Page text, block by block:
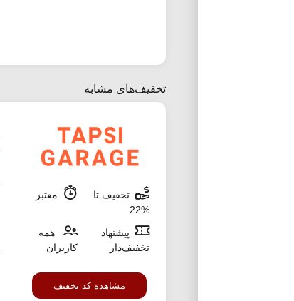
تخفیف‌های مشابه
تخفیف تا
%22
معتبر
پیشنهاد
تخفیف‌دار
همه
کاربران
مشاهده کد تخفیف